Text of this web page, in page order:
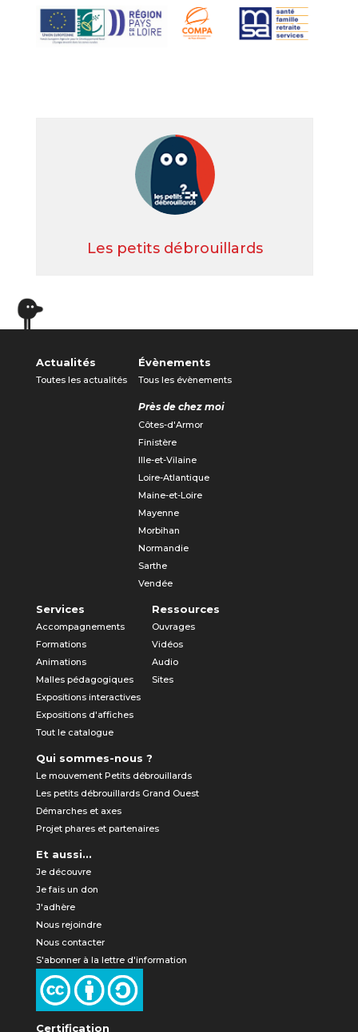
Les petits débrouillards
Actualités
Toutes les actualités
Évènements
Tous les évènements
Près de chez moi
Côtes-d'Armor
Finistère
Ille-et-Vilaine
Loire-Atlantique
Maine-et-Loire
Mayenne
Morbihan
Normandie
Sarthe
Vendée
Services
Accompagnements
Formations
Animations
Malles pédagogiques
Expositions interactives
Expositions d'affiches
Tout le catalogue
Ressources
Ouvrages
Vidéos
Audio
Sites
Qui sommes-nous ?
Le mouvement Petits débrouillards
Les petits débrouillards Grand Ouest
Démarches et axes
Projet phares et partenaires
Et aussi...
Je découvre
Je fais un don
J'adhère
Nous rejoindre
Nous contacter
S'abonner à la lettre d'information
Certification